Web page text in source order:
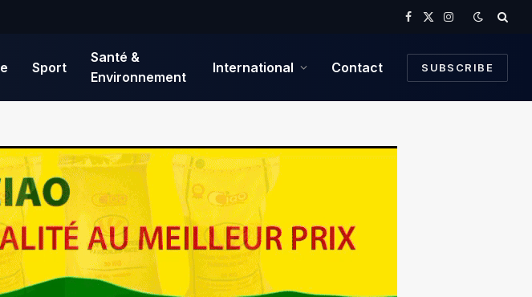
Facebook
X
Instagram
Sport
Santé &
Environnement
International Contact SUBSCRIBE